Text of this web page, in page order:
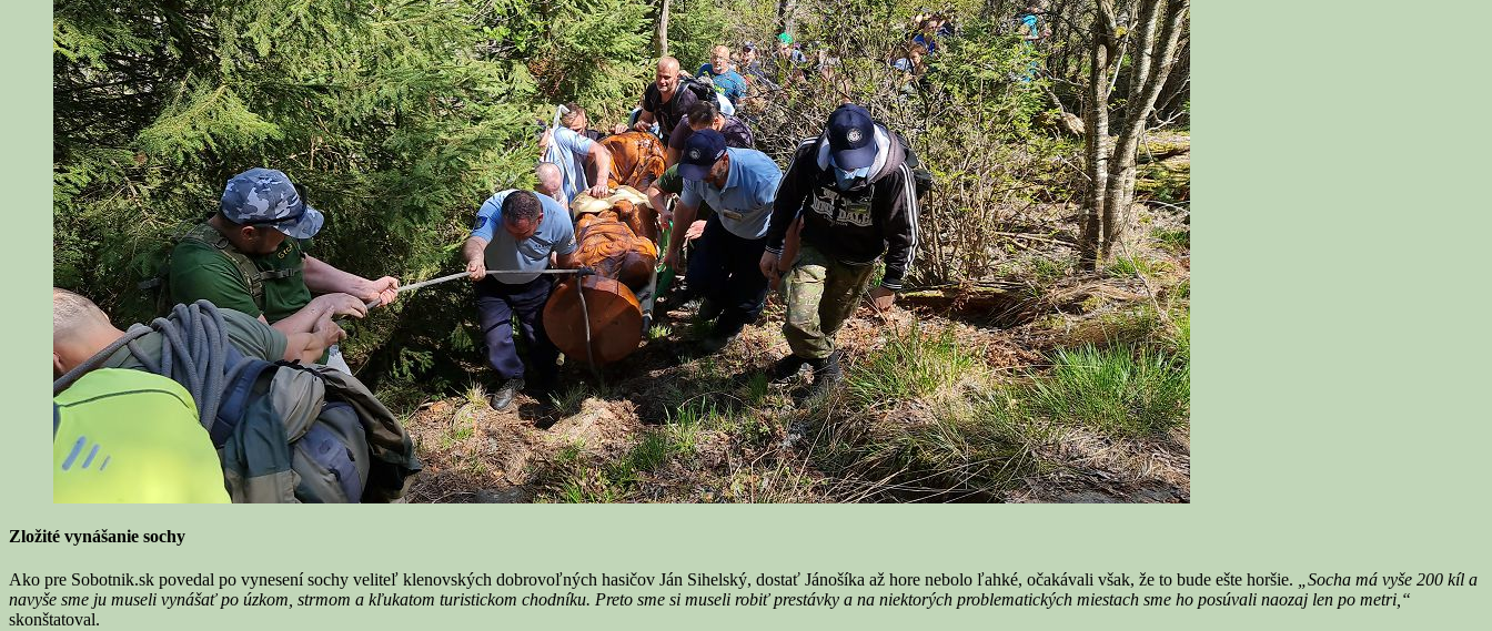
Zložité vynášanie sochy
Ako pre Sobotnik.sk povedal po vynesení sochy veliteľ klenovských dobrovoľných hasičov Ján Sihelský, dostať Jánošíka až hore nebolo ľahké, očakávali však, že to bude ešte horšie.
„Socha má vyše 200 kíl a
navyše sme ju museli vynášať po úzkom, strmom a kľukatom turistickom chodníku. Preto sme si museli robiť prestávky a na niektorých problematických miestach sme ho posúvali naozaj len po metri,“
skonštatoval.